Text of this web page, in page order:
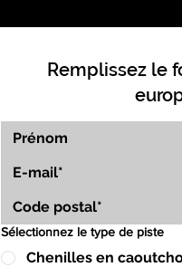
Remplissez le
Sélectionnez le type de piste
Chenilles en